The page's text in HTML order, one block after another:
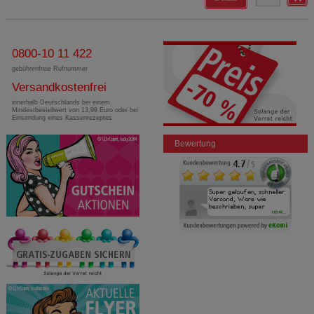
0800-10 11 422
gebührenfreie Rufnummer
Versandkostenfrei
innerhalb Deutschlands bei einem
Mindestbestellwert von 13,99 Euro oder bei
Einsendung eines Kassenrezeptes
Bewertung